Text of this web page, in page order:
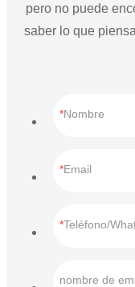
pero no puede
saber lo que
Nombre
Email
Teléfono/
nombre de